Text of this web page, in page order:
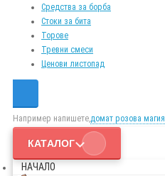
Средства за борба
Стоки за бита
Торове
Тревни смеси
Ценови листопад
Например напишете,домат розова магия
КАТАЛОГ
НАЧАЛО